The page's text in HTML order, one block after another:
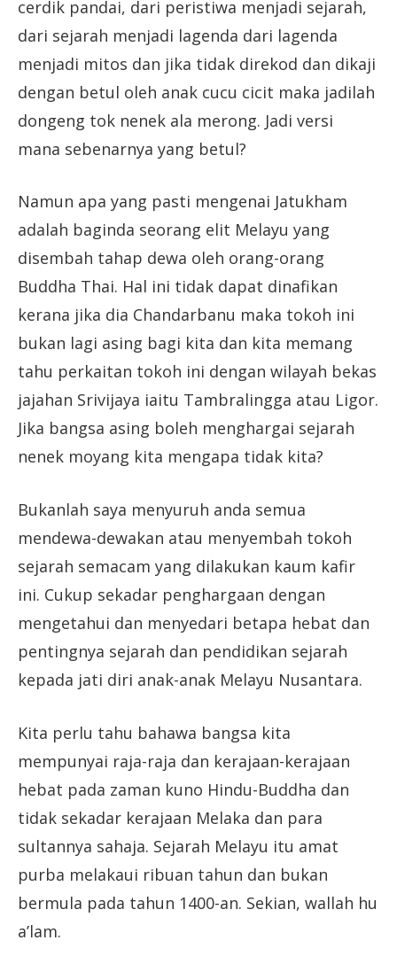
cerdik pandai, dari peristiwa menjadi sejarah,
dari sejarah menjadi lagenda dari lagenda
menjadi mitos dan jika tidak direkod dan dikaji
dengan betul oleh anak cucu cicit maka jadilah
dongeng tok nenek ala merong. Jadi versi
mana sebenarnya yang betul?
Namun apa yang pasti mengenai Jatukham
adalah baginda seorang elit Melayu yang
disembah tahap dewa oleh orang-orang
Buddha Thai. Hal ini tidak dapat dinafikan
kerana jika dia Chandarbanu maka tokoh ini
bukan lagi asing bagi kita dan kita memang
tahu perkaitan tokoh ini dengan wilayah bekas
jajahan Srivijaya iaitu Tambralingga atau Ligor.
Jika bangsa asing boleh menghargai sejarah
nenek moyang kita mengapa tidak kita?
Bukanlah saya menyuruh anda semua
mendewa-dewakan atau menyembah tokoh
sejarah semacam yang dilakukan kaum kafir
ini. Cukup sekadar penghargaan dengan
mengetahui dan menyedari betapa hebat dan
pentingnya sejarah dan pendidikan sejarah
kepada jati diri anak-anak Melayu Nusantara.
Kita perlu tahu bahawa bangsa kita
mempunyai raja-raja dan kerajaan-kerajaan
hebat pada zaman kuno Hindu-Buddha dan
tidak sekadar kerajaan Melaka dan para
sultannya sahaja. Sejarah Melayu itu amat
purba melakaui ribuan tahun dan bukan
bermula pada tahun 1400-an. Sekian, wallah hu
a’lam.